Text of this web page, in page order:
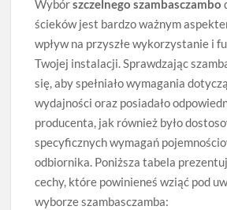
Wybórszczelnego szambasczambo
ścieków jest bardzo ważnym
wpływ na przyszłe wykorzystanie i
Twojej instalacji. Sprawdzając
się, aby spełniało wymagania
wydajności oraz posiadało
producenta, jak również było
specyficznych wymagań
odbiornika. Poniższa tabela
cechy, które powinieneś wziąć pod
wyborze szambasczamba: